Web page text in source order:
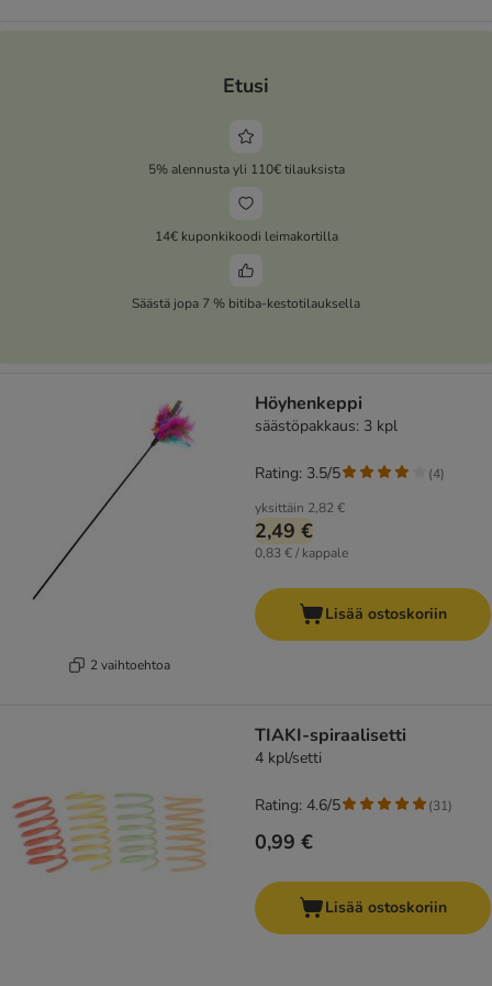
Etusi
5% alennusta yli 110€ tilauksista
14€ kuponkikoodi leimakortilla
Säästä jopa 7 % bitiba-kestotilauksella
2 vaihtoehtoa
Höyhenkeppi
säästöpakkaus: 3 kpl
yksittäin 2,82 €
2,49 €
0,83 € / kappale
Rating: 3.5/5 (4)
Lisää ostoskoriin
TIAKI-spiraalisetti
4 kpl/setti
0,99 €
Rating: 4.6/5 (31)
Lisää ostoskoriin